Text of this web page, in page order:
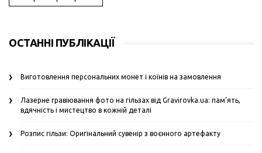
ОСТАННІ ПУБЛІКАЦІЇ
Виготовлення персональних монет і коїнів на замовлення
Лазерне гравіювання фото на гільзах від Gravirovka.ua: пам’ять,
вдячність і мистецтво в кожній деталі
Розпис гільзи: Оригінальний сувенір з воєнного артефакту